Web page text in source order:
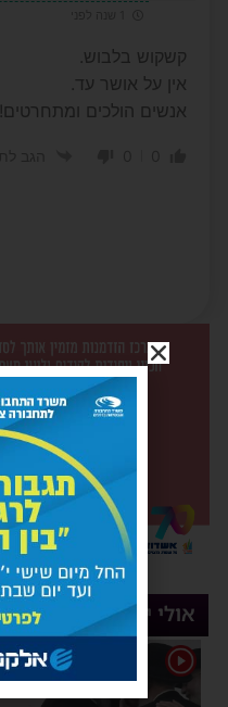
קשקוש בלבוש.
אין על אושר עד.
אנשים הולכים ומתחרטים!
אולי יעניין אותך
1